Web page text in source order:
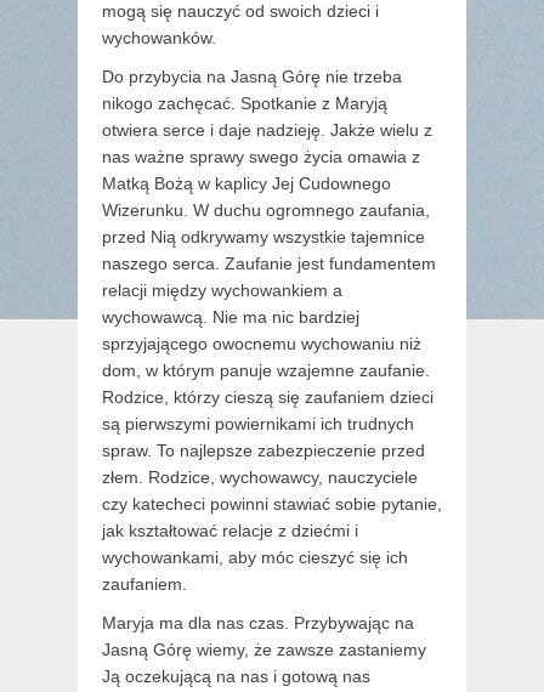
mogą się nauczyć od swoich dzieci i
wychowanków.
Do przybycia na Jasną Górę nie trzeba
nikogo zachęcać. Spotkanie z Maryją
otwiera serce i daje nadzieję. Jakże wielu z
nas ważne sprawy swego życia omawia z
Matką Bożą w kaplicy Jej Cudownego
Wizerunku. W duchu ogromnego zaufania,
przed Nią odkrywamy wszystkie tajemnice
naszego serca. Zaufanie jest fundamentem
relacji między wychowankiem a
wychowawcą. Nie ma nic bardziej
sprzyjającego owocnemu wychowaniu niż
dom, w którym panuje wzajemne zaufanie.
Rodzice, którzy cieszą się zaufaniem dzieci
są pierwszymi powiernikami ich trudnych
spraw. To najlepsze zabezpieczenie przed
złem. Rodzice, wychowawcy, nauczyciele
czy katecheci powinni stawiać sobie pytanie,
jak kształtować relacje z dziećmi i
wychowankami, aby móc cieszyć się ich
zaufaniem.
Maryja ma dla nas czas. Przybywając na
Jasną Górę wiemy, że zawsze zastaniemy
Ją oczekującą na nas i gotową nas